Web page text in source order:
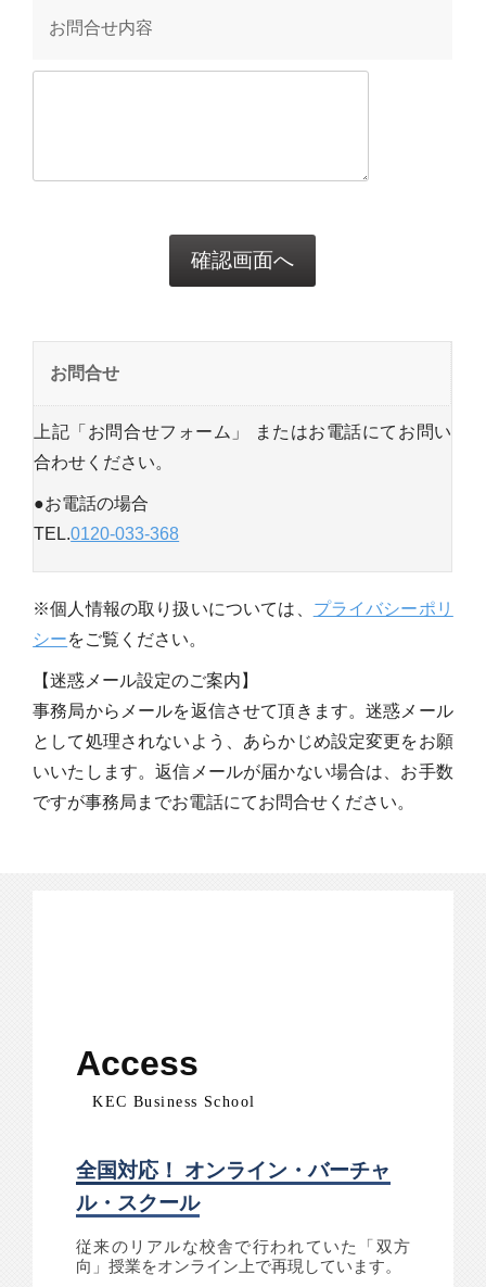
お問合せ内容
お問合せ
上記「お問合せフォーム」 またはお電話にてお問い
合わせください。
●お電話の場合
TEL.0120-033-368
※個人情報の取り扱いについては、 プライバシーポリ
シーをご覧ください。
【迷惑メール設定のご案内】
事務局からメールを返信させて頂きます。迷惑メール
として処理されないよう、あらかじめ設定変更をお願
いいたします。返信メールが届かない場合は、お手数
ですが事務局までお電話にてお問合せください。
Access
KEC Business School
全国対応！ オンライン・バーチャ
ル・スクール
従来のリアルな校舎で行われていた「双方
向」授業をオンライン上で再現しています。